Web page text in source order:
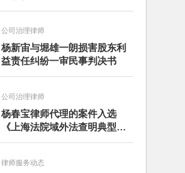
公司治理律师
杨新宙与堀雄一朗损害股东利
益责任纠纷一审民事判决书
公司治理律师
杨春宝律师代理的案件入选
《上海法院域外法查明典型案
例》
律师服务动态